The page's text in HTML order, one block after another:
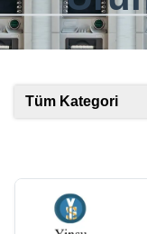
Tüm Kategori